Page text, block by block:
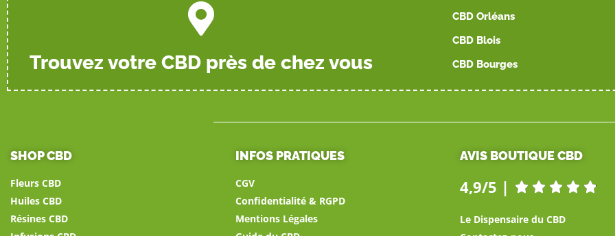
Trouvez votre CBD près de chez vous
CBD Orléans
CBD Blois
CBD Bourges
SHOP CBD
Fleurs CBD
Huiles CBD
Résines CBD
INFOS PRATIQUES
CGV
Confidentialité & RGPD
Mentions Légales
AVIS BOUTIQUE CBD
4,9/5 |     
Le Dispensaire du CBD